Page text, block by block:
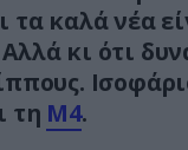
τα καλά νέα
κι ότι
τη Μ4.